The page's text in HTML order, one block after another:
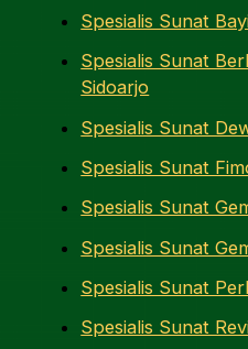
Spesialis Sunat
Spesialis Sunat
Sidoarjo
Spesialis Sunat
Spesialis Sunat
Spesialis Sunat
Spesialis Sunat
Spesialis Sunat
Spesialis Sunat